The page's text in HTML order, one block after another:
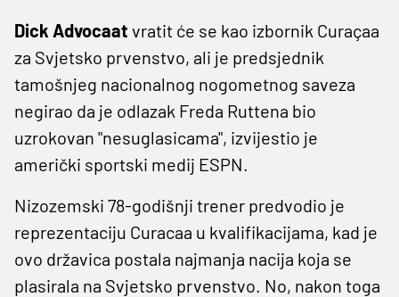
Dick Advocaat vratit će se kao izbornik Curaçaa
za Svjetsko prvenstvo, ali je predsjednik
tamošnjeg nacionalnog nogometnog saveza
negirao da je odlazak Freda Ruttena bio
uzrokovan "nesuglasicama", izvijestio je
američki sportski medij ESPN.
Nizozemski 78-godišnji trener predvodio je
reprezentaciju Curacaa u kvalifikacijama, kad je
ovo državica postala najmanja nacija koja se
plasirala na Svjetsko prvenstvo. No, nakon toga